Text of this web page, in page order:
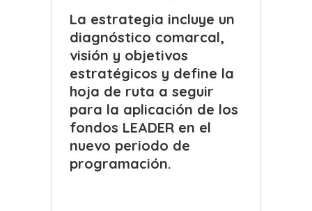
La estrategia incluye un
diagnóstico comarcal,
visión y objetivos
estratégicos y define la
hoja de ruta a seguir
para la aplicación de los
fondos LEADER en el
nuevo periodo de
programación.